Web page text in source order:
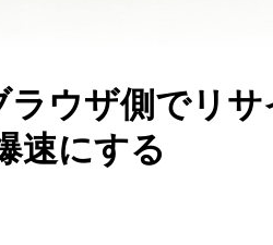
ウザ側でリ
速にする